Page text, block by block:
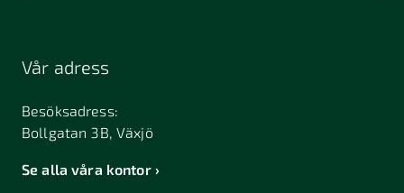
Vår adress
Besöksadress:
Bollgatan 3B, Växjö
Se alla våra kontor